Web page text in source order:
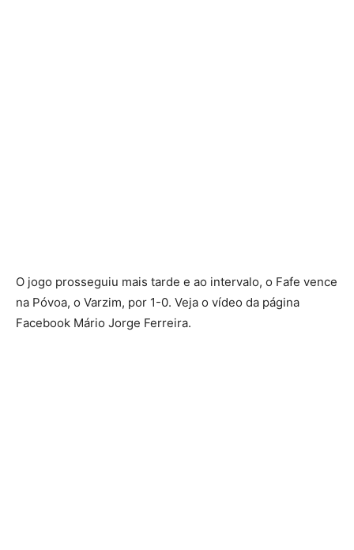
O jogo prosseguiu mais tarde e ao intervalo, o Fafe vence
na Póvoa, o Varzim, por 1-0. Veja o vídeo da página
Facebook Mário Jorge Ferreira.